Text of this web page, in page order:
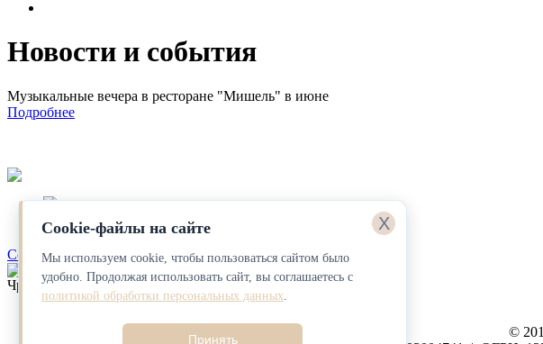
Новости и события
Музыкальные вечера в ресторане "Мишель" в июне
Подробнее
Создание сайтаЕ1 Медиа
Чрезмерное употребление алкоголя вредит вашему здоровью
©
X
Cookie-файлы на сайте
Мы используем cookie, чтобы пользоваться сайтом было
удобно. Продолжая использовать сайт, вы соглашаетесь с
политикой обработки персональных данных.
Принять